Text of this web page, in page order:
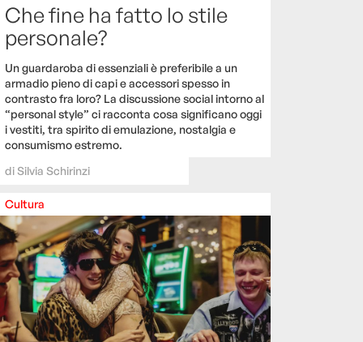
Che fine ha fatto lo stile
personale?
Un guardaroba di essenziali è preferibile a un
armadio pieno di capi e accessori spesso in
contrasto fra loro? La discussione social intorno al
“personal style” ci racconta cosa significano oggi
i vestiti, tra spirito di emulazione, nostalgia e
consumismo estremo.
diSilvia Schirinzi
Cultura